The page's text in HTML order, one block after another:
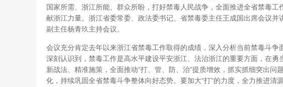
国家所需、浙江所能、群众所盼，打好禁毒人民战争，全面推进全省禁毒
献浙江力量。浙江省委常委、政法委书记、省禁毒委主任王成国出席会议
副主任杨青玖主持会议。
会议充分肯定去年以来浙江省禁毒工作取得的成绩，深入分析当前禁毒斗
深刻认识到，禁毒工作是高水平建设平安浙江、法治浙江的重要方面，在
新战法、精准施策，全面推动“打、管、防、治”提质增效，抓实抓细突出
化，持续巩固全省禁毒斗争整体向好态势。要加大“打”的力度，全力推进清